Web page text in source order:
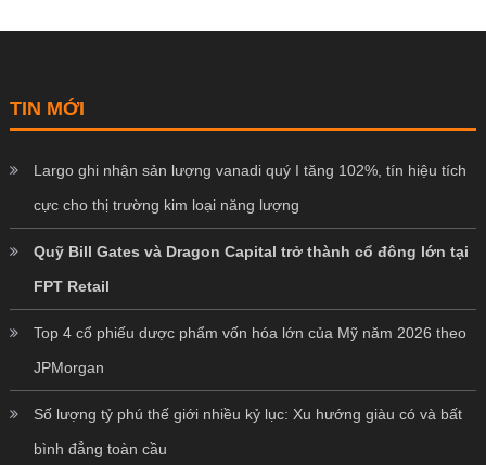
TIN MỚI
Largo ghi nhận sản lượng vanadi quý I tăng 102%, tín hiệu tích
cực cho thị trường kim loại năng lượng
Quỹ Bill Gates và Dragon Capital trở thành cổ đông lớn tại
FPT Retail
Top 4 cổ phiếu dược phẩm vốn hóa lớn của Mỹ năm 2026 theo
JPMorgan
Số lượng tỷ phú thế giới nhiều kỷ lục: Xu hướng giàu có và bất
bình đẳng toàn cầu